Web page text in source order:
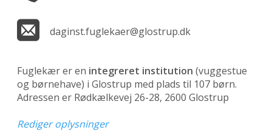
daginst.fuglekaer@glostrup.dk
Fuglekær er en integreret institution (vuggestue
og børnehave) i Glostrup med plads til 107 børn.
Adressen er Rødkælkevej 26-28, 2600 Glostrup
Rediger oplysninger